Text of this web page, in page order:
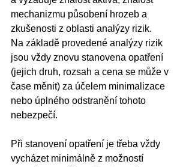
mechanizmu působení hrozeb a
zkušenosti z oblasti analýzy rizik.
Na základě provedené analýzy rizik
jsou vždy znovu stanovena opatření
(jejich druh, rozsah a cena se může v
čase měnit) za účelem minimalizace
nebo úplného odstranění tohoto
nebezpečí.
Při stanovení opatření je třeba vždy
vycházet minimálně z možností